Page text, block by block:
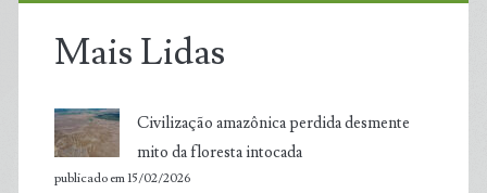
Mais Lidas
Civilização amazônica perdida desmente
mito da floresta intocada
publicado em 15/02/2026